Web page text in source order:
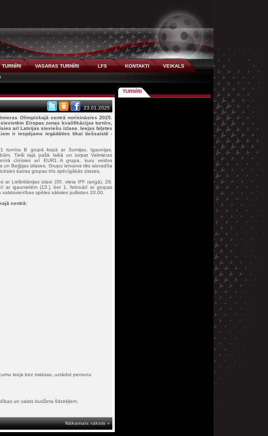
TURNĪRI VASARAS TURNĪRI LFS KONTAKTI
VEIKALS
23.01.2025
Olimpiskajā centrā norisināsies 2025.
Eiropas zonas kvalifikācijas turnīrs,
arī Latvijas sieviešu izlase. Ieejas biļetes
ir iespējams iegādāties tikai tiešsaistē -
turnīra B grupā kopā ar Somijas, Igaunijas,
Tieši tajā pašā laikā un turpat Valmieras
cīnīsies arī EUR1 A grupa, kuru veidos
un Beļģijas izlases. Grupu ietvaros tiks aizvadīta
katras grupas trīs spēcīgākās izlases.
ar Lielbritānijas izlasi (30. vieta IFF rangā), 29.
ar igaunietēm (13.), bet 1. februārī ar grupas
spēles sāksies pulksten 20.00.
centrā:
ieeja bez maksas, uzrādot personu
un valsts budžeta līdzekļiem.
Nākamais raksts »
TURNĪRI